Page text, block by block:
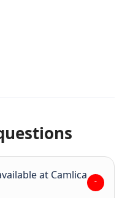
at Camlica